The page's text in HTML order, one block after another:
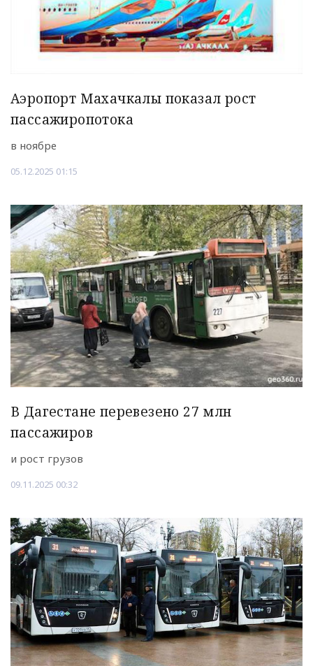
Аэропорт Махачкалы показал рост
пассажиропотока
в ноябре
05.12.2025 01:15
В Дагестане перевезено 27 млн
пассажиров
и рост грузов
09.11.2025 00:32